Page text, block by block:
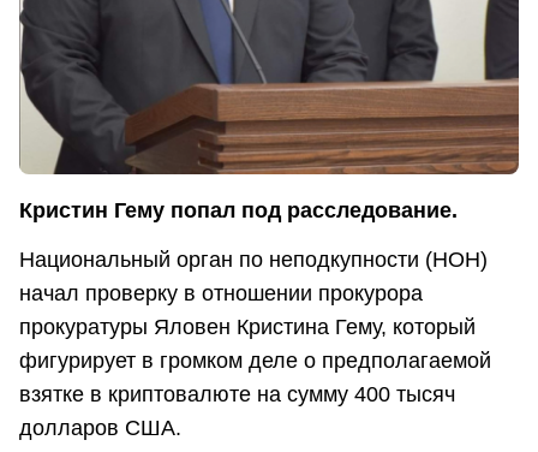
Кристин Гему попал под расследование.
Национальный орган по неподкупности (НОН)
начал проверку в отношении прокурора
прокуратуры Яловен Кристина Гему, который
фигурирует в громком деле о предполагаемой
взятке в криптовалюте на сумму 400 тысяч
долларов США.